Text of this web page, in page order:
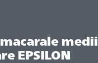
medii
EPSILON